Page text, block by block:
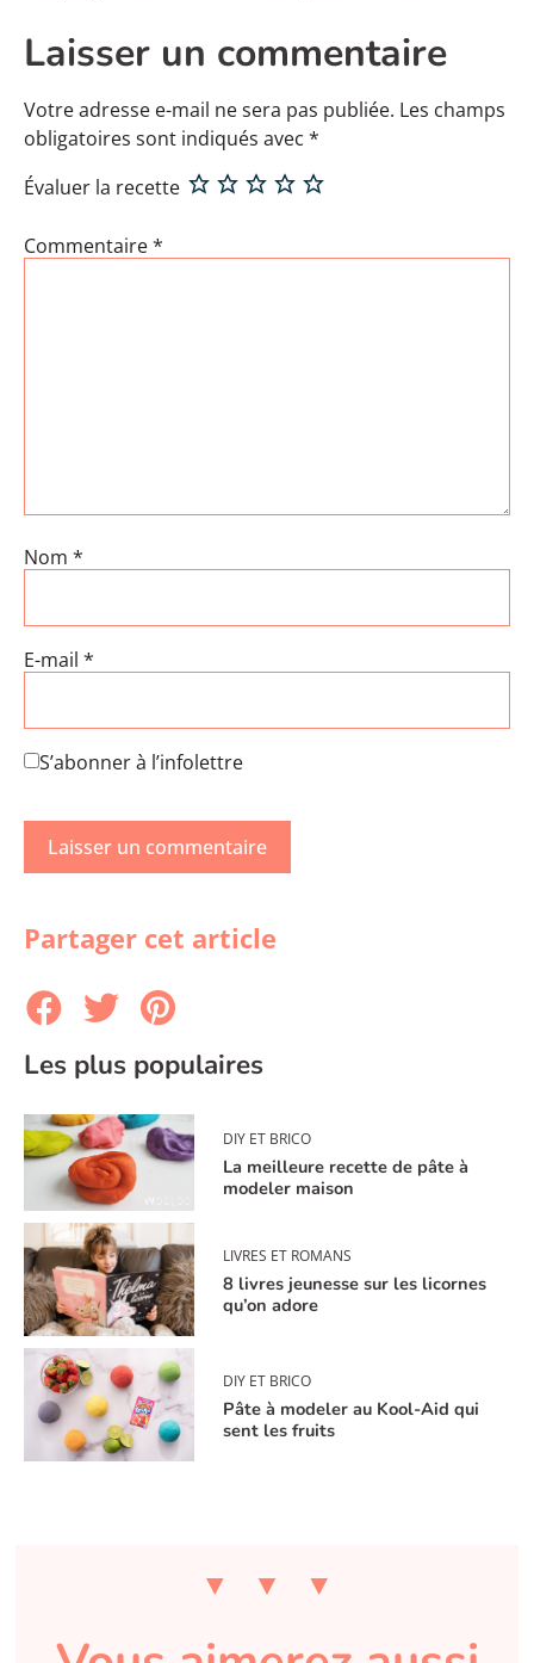
Laisser un commentaire
Votre adresse e-mail ne sera pas publiée. Les champs
obligatoires sont indiqués avec *
Évaluer la recette
Commentaire*
Nom *
E-mail *
S’abonner à l’infolettre
Partager cet article
Les plus populaires
DIY ET BRICO
La meilleure recette de pâte à
modeler maison
LIVRES ET ROMANS
8 livres jeunesse sur les licornes
qu’on adore
DIY ET BRICO
Pâte à modeler au Kool-Aid qui
sent les fruits